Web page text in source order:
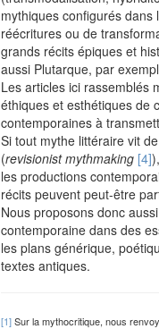
mythiques configurés dans
réécritures ou de
grands récits épiques et
aussi Plutarque, par
Les articles ici rassemblés
éthiques et esthétiques de
contemporaines à
Si tout mythe littéraire vit
(revisionist mythmaking [4]
les productions
récits peuvent peut-être
Nous proposons donc
contemporaine dans des
les plans générique,
textes antiques.
[1]Sur la mythocritique, nous